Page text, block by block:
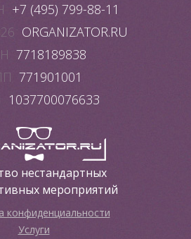
+7 (495) 799-88-11
ORGANIZATOR.RU
7718189838
771901001
1037700076633
нестандартных
мероприятий
конфиденциальности
Услуги